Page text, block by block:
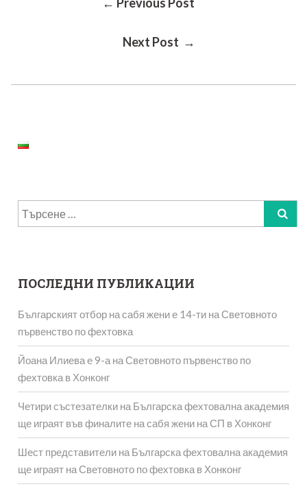
Next Post →
Търсене
за:
ПОСЛЕДНИ ПУБЛИКАЦИИ
Българският отбор на сабя жени е 14-ти на Световното
първенство по фехтовка
Йоана Илиева е 9-а на Световното първенство по
фехтовка в Хонконг
Четири състезателки на Българска фехтовална академия
ще играят във финалите на сабя жени на СП в Хонконг
Шест представители на Българска фехтовална академия
ще играят на Световното по фехтовка в Хонконг